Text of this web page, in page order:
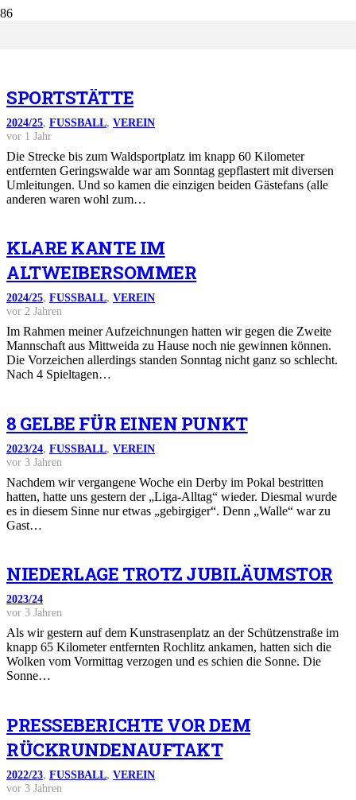
SPORTSTÄTTE
2024/25, FUSSBALL, VEREIN
vor 1 Jahr
Die Strecke bis zum Waldsportplatz im knapp 60 Kilometer
entfernten Geringswalde war am Sonntag gepflastert mit diversen
Umleitungen. Und so kamen die einzigen beiden Gästefans (alle
anderen waren wohl zum…
KLARE KANTE IM
ALTWEIBERSOMMER
2024/25, FUSSBALL, VEREIN
vor 2 Jahren
Im Rahmen meiner Aufzeichnungen hatten wir gegen die Zweite
Mannschaft aus Mittweida zu Hause noch nie gewinnen können.
Die Vorzeichen allerdings standen Sonntag nicht ganz so schlecht.
Nach 4 Spieltagen…
8 GELBE FÜR EINEN PUNKT
2023/24, FUSSBALL, VEREIN
vor 3 Jahren
Nachdem wir vergangene Woche ein Derby im Pokal bestritten
hatten, hatte uns gestern der „Liga-Alltag“ wieder. Diesmal wurde
es in diesem Sinne nur etwas „gebirgiger“. Denn „Walle“ war zu
Gast…
NIEDERLAGE TROTZ JUBILÄUMSTOR
2023/24
vor 3 Jahren
Als wir gestern auf dem Kunstrasenplatz an der Schützenstraße im
knapp 65 Kilometer entfernten Rochlitz ankamen, hatten sich die
Wolken vom Vormittag verzogen und es schien die Sonne. Die
Sonne…
PRESSEBERICHTE VOR DEM
RÜCKRUNDENAUFTAKT
2022/23, FUSSBALL, VEREIN
vor 3 Jahren